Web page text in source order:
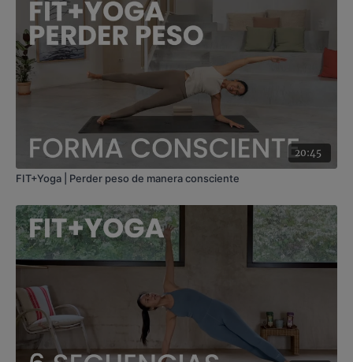
movilidad, la coordinación y la sensación de fluidez, sin
perder estabilidad ni precisión.
Estilo: embodied yoga
Profesor
: Marta Carrascal
: 34 minutos
Intensidad: 3 (activa)
Material: esterilla y dos bloques.
Enfoque : integración del movimiento espinal,
transición flexión–extensión, coordinación y fluidez sin
compensaciones
continua durante las transiciones. Prioriza la sensación
de continuidad en la columna por encima de la
profundidad de las posturas.
con Raquel Mar
20:45
FIT+Yoga | Perder peso de manera consciente